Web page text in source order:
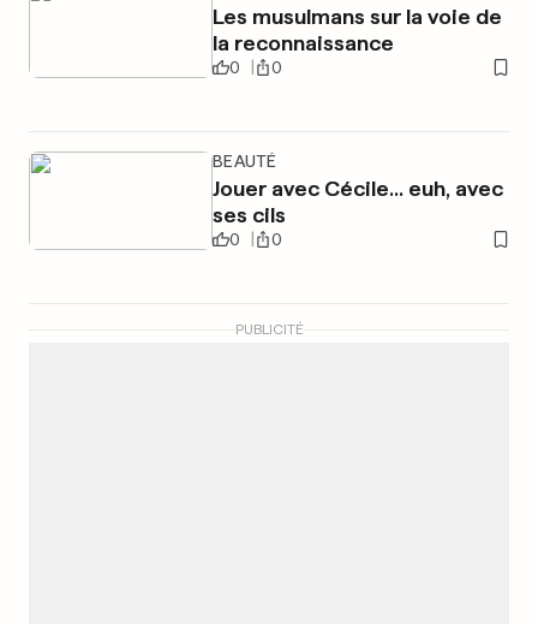
Les musulmans sur la voie de
la reconnaissance
0 0
BEAUTÉ
Jouer avec Cécile... euh, avec
ses cils
0 0
PUBLICITÉ